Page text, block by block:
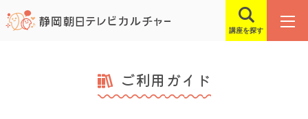
講座を探す
ご利用ガイド